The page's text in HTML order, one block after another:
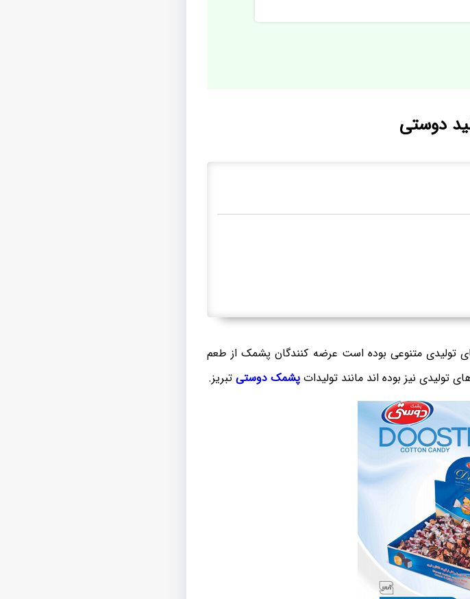
دوستی
تولیدی متنوعی بوده است عرضه کنندگان پشمک از طعم
نیز بوده اند مانند تولیدات پشمک دوستی تبریز.